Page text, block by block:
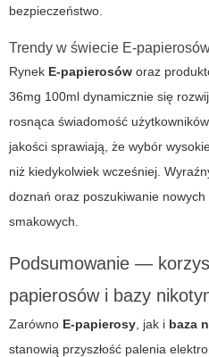
bezpieczeństwo.
Trendy w świecie E-
Rynek E-papierosów oraz
36mg 100ml dynamicznie się
rosnąca świadomość
jakości sprawiają, że wybór
niż kiedykolwiek wcześniej.
doznań oraz poszukiwanie
smakowych.
Podsumowanie —
papierosów i bazy
Zarówno E-papierosy , jak i baza
stanowią przyszłość palenia